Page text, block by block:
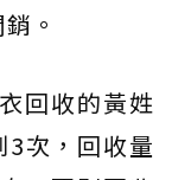
。
回收的黃姓
次，回收量